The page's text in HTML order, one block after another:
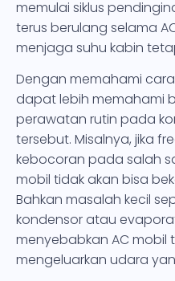
memulai siklus
terus berulang selama
menjaga suhu kabin
Dengan memahami cara
dapat lebih memahami
perawatan rutin pada
tersebut. Misalnya, jika
kebocoran pada salah
mobil tidak akan bisa
Bahkan masalah kecil
kondensor atau
menyebabkan AC mobil
mengeluarkan udara